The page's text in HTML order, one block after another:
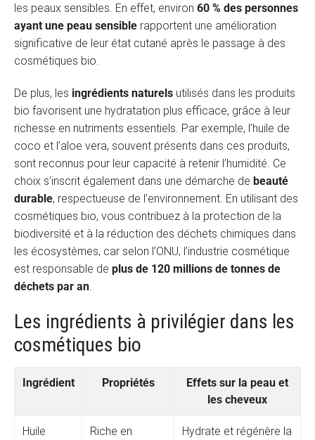
les peaux sensibles. En effet, environ 60 % des personnes
ayant une peau sensible rapportent une amélioration
significative de leur état cutané après le passage à des
cosmétiques bio.
De plus, les ingrédients naturels utilisés dans les produits
bio favorisent une hydratation plus efficace, grâce à leur
richesse en nutriments essentiels. Par exemple, l’huile de
coco et l’aloe vera, souvent présents dans ces produits,
sont reconnus pour leur capacité à retenir l’humidité. Ce
choix s’inscrit également dans une démarche de beauté
durable, respectueuse de l’environnement. En utilisant des
cosmétiques bio, vous contribuez à la protection de la
biodiversité et à la réduction des déchets chimiques dans
les écosystèmes, car selon l’ONU, l’industrie cosmétique
est responsable de plus de 120 millions de tonnes de
déchets par an.
Les ingrédients à privilégier dans les
cosmétiques bio
Ingrédient Propriétés
Effets sur la peau et
les cheveux
Huile
Riche en
Hydrate et régénère la